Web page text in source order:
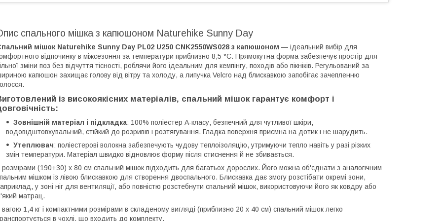
спального мішка з капюшоном Naturehike Sunny Day
мішок Naturehike Sunny Day PL02 U250 CNK2550WS028 з капюшоном — ідеальний вибір для
відпочинку в міжсезоння за температури приблизно 8,5 °C. Прямокутна форма забезпечує простір для
зміни поз без відчуття тісності, роблячи його ідеальним для кемпінгу, походів або пікніків. Регульований за
капюшон захищає голову від вітру та холоду, а липучка Velcro над блискавкою запобігає зачепленню
із високоякісних матеріалів, спальний мішок гарантує комфорт і
Зовнішній матеріал і підкладка: 100% поліестер А-класу, безпечний для чутливої шкіри,
водовідштовхувальний, стійкий до розривів і розтягування. Гладка поверхня приємна на дотик і не шарудить.
Утеплювач: поліестерові волокна забезпечують чудову теплоізоляцію, утримуючи тепло навіть у разі різких
змін температури. Матеріал швидко відновлює форму після стиснення й не збивається.
розмірами (190+30) x 80 см спальний мішок підходить для багатьох дорослих. Його можна об'єднати з аналогічним
мішком із лівою блискавкою для створення двоспального. Блискавка дає змогу розстібати окремі зони,
у зоні ніг для вентиляції, або повністю розстебнути спальний мішок, використовуючи його як ковдру або
матрац.
вагою 1,4 кг і компактними розмірами в складеному вигляді (приблизно 20 x 40 см) спальний мішок легко
в чохлі, що входить до комплекту.